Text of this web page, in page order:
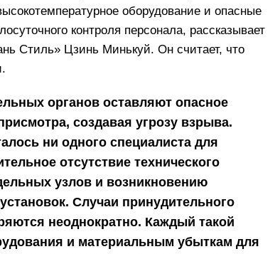
оборудование и опасные
контроля персонала, рассказывает
Стиль» Цзинь Минькуй. Он считает, что
органов оставляют опасное
создавая угрозу взрыва.
ни одного специалиста для
отсутствие технического
узлов и возникновению
Случаи принудительного
неоднократно. Каждый такой
и материальным убыткам для